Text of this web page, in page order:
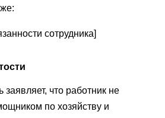
сотрудника]
заявляет, что работник не
по хозяйству и